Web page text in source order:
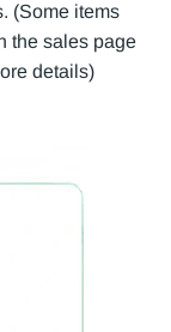
(Some items
the sales page
details)